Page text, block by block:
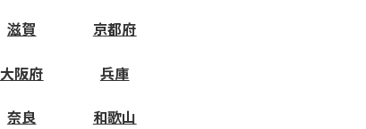
滋賀 京都府
大阪府 兵庫
奈良 和歌山